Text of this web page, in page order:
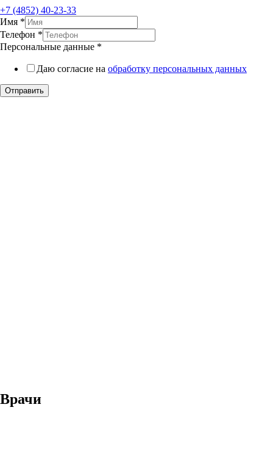
+7 (4852) 40-23-33
Имя *
Телефон *
Персональные данные *
Даю согласие на обработку персональных данных
Отправить
Врачи